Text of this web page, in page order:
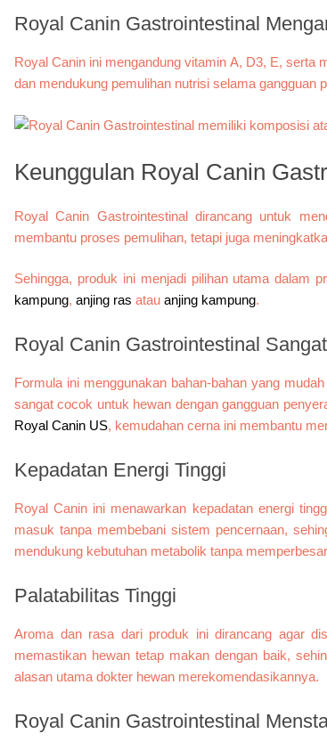
Royal Canin Gastrointestinal
Royal Canin ini mengandung vitamin A, D3, E, serta
dan mendukung pemulihan nutrisi selama gangguan
Keunggulan Royal Canin
Royal Canin Gastrointestinal dirancang untuk
membantu proses pemulihan, tetapi juga
Sehingga, produk ini menjadi pilihan utama dalam
kampung, anjing ras atau anjing kampung.
Royal Canin Gastrointestinal
Formula ini menggunakan bahan-bahan yang
sangat cocok untuk hewan dengan gangguan
Royal Canin US, kemudahan cerna ini membantu
Kepadatan Energi Tinggi
Royal Canin ini menawarkan kepadatan energi
masuk tanpa membebani sistem pencernaan,
mendukung kebutuhan metabolik tanpa
Palatabilitas Tinggi
Aroma dan rasa dari produk ini dirancang agar
memastikan hewan tetap makan dengan baik,
alasan utama dokter hewan merekomendasikannya.
Royal Canin Gastrointestinal